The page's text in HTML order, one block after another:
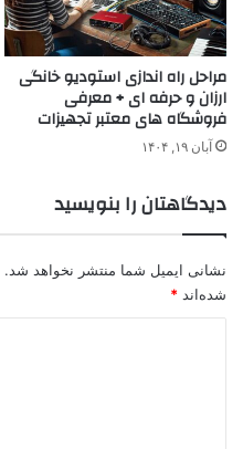
مراحل راه اندازی استودیو خانگی
ارزان و حرفه ای + معرفی
فروشگاه های معتبر تجهیزات
آبان ۱۹, ۱۴۰۴
دیدگاهتان را بنویسید
نشانی ایمیل شما منتشر نخواهد شد.
شده‌اند *